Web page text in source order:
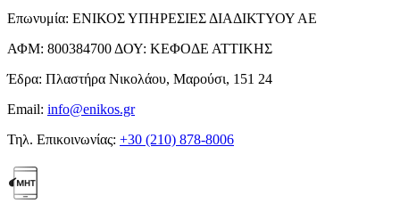
Επωνυμία: ΕΝΙΚΟΣ ΥΠΗΡΕΣΙΕΣ ΔΙΑΔΙΚΤΥΟΥ ΑΕ
ΑΦΜ: 800384700 ΔΟΥ: ΚΕΦΟΔΕ ΑΤΤΙΚΗΣ
Έδρα: Πλαστήρα Νικολάου, Μαρούσι, 151 24
Email: info@enikos.gr
Τηλ. Επικοινωνίας: +30 (210) 878-8006